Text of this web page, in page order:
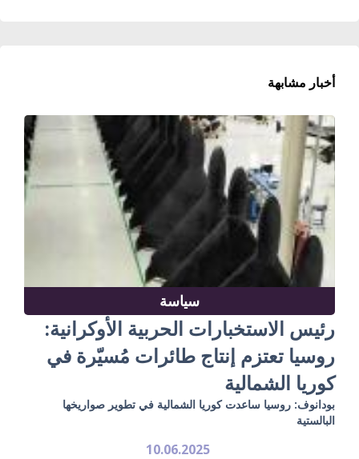
أخبار مشابهة
سياسة
رئيس الاستخبارات الحربية الأوكرانية:
روسيا تعتزم إنتاج طائرات مُسيّرة في
كوريا الشمالية
بودانوف: روسيا ساعدت كوريا الشمالية في تطوير صواريخها
البالستية
10.06.2025